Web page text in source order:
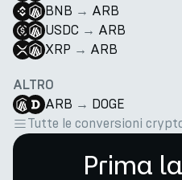
BNB → ARB
USDC → ARB
XRP → ARB
ALTRO
ARB → DOGE
Tutte le conversioni
Prima